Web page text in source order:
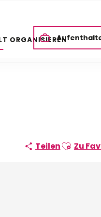
ORGANISIEREN
TeilenAjouter
Zu